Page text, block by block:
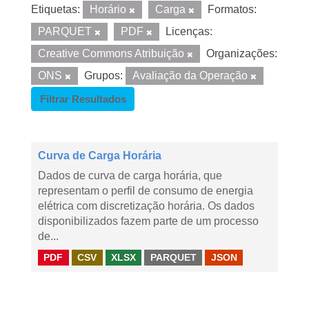
Etiquetas: Horário Carga
Formatos:
PARQUET
PDF
Licenças:
Creative Commons Atribuição
Organizações:
ONS
Grupos:
Avaliação da Operação
Filtrar Resultados
Curva de Carga Horária
Dados de curva de carga horária, que
representam o perfil de consumo de energia
elétrica com discretização horária. Os dados
disponibilizados fazem parte de um processo
de...
PDF CSV XLSX PARQUET JSON